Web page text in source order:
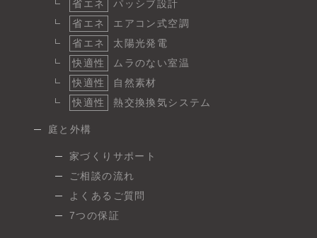
省エネ
パッシブ設計
省エネ
エアコン式空調
省エネ
太陽光発電
快適性
ムラのない室温
快適性
自然素材
快適性
熱交換換気システム
庭と外構
家づくりサポート
ご相談の流れ
よくあるご質問
7つの保証